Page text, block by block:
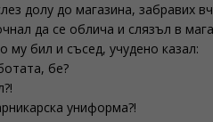
долу до магазина, забравих
да се облича и слязъл в
му бил и съсед, учудено казал:
бе?
униформа?!